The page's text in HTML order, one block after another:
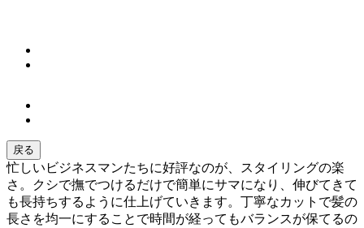
戻る
忙しいビジネスマンたちに好評なのが、スタイリングの楽
さ。クシで撫でつけるだけで簡単にサマになり、伸びてきて
も長持ちするように仕上げていきます。丁寧なカットで髪の
長さを均一にすることで時間が経ってもバランスが保てるの